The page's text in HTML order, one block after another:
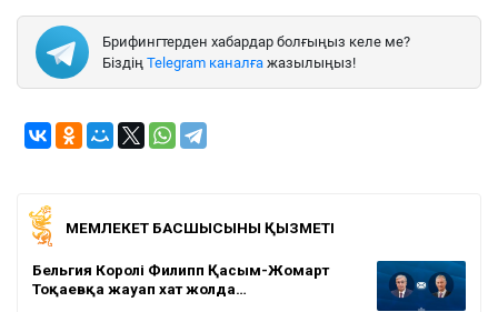
Брифингтерден хабардар болғыңыз келе ме?
Біздің Telegram каналға жазылыңыз!
МЕМЛЕКЕТ БАСШЫСЫНЫҢ ҚЫЗМЕТІ
Бельгия Королі Филипп Қасым-Жомарт
Тоқаевқа жауап хат жолда…